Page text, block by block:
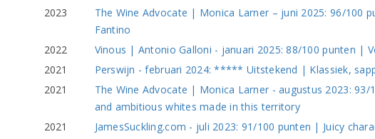
2023
The Wine Advocate | Monica Larner – juni 2025: 96/100
Fantino
2022
Vinous | Antonio Galloni - januari 2025: 88/100 punten |
2021
Perswijn - februari 2024: ***** Uitstekend | Klassiek,
2021
The Wine Advocate | Monica Larner - augustus 2023:
and ambitious whites made in this territory
2021
JamesSuckling.com - juli 2023: 91/100 punten | Juicy